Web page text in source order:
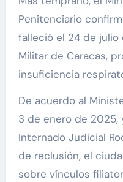
Penitenciario
falleció el 24 de
Militar de Caracas,
insuficiencia
De acuerdo al
3 de enero de 2025,
Internado Judicial
de reclusión, el
sobre vínculos